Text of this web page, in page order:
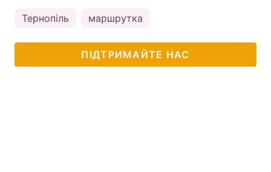
Тернопіль маршрутка
ПІДТРИМАЙТЕ НАС